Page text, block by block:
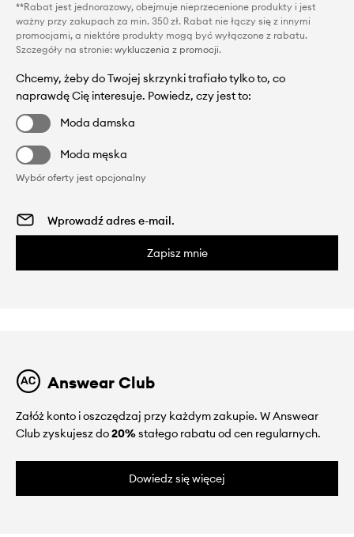
**Rabat jest jednorazowy, obejmuje nieprzecenione produkty i jest
ważny przy zakupach za min. 350 zł. Rabat nie łączy się z innymi
promocjami, a niektóre produkty mogą być wyłączone z rabatu.
Szczegóły na stronie: wykluczenia z promocji.
Chcemy, żeby do Twojej skrzynki trafiało tylko to, co
naprawdę Cię interesuje. Powiedz, czy jest to:
Moda damska
Moda męska
Wybór oferty jest opcjonalny
Zapisz mnie
Answear Club
Załóż konto i oszczędzaj przy każdym zakupie. W Answear
Club zyskujesz do20%stałego rabatu od cen regularnych.
Dowiedz się więcej